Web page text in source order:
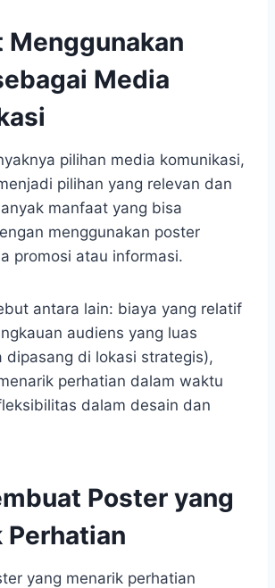
Menggunakan
Media
pilihan media komunikasi,
pilihan yang relevan dan
manfaat yang bisa
menggunakan poster
promosi atau informasi.
antara lain: biaya yang relatif
audiens yang luas
dipasang di lokasi strategis),
perhatian dalam waktu
dalam desain dan
Poster yang
Perhatian
yang menarik perhatian